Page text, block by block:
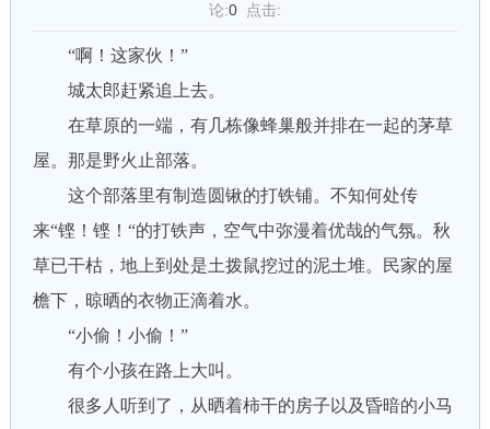
论:0点击:
“啊！这家伙！”
城太郎赶紧追上去。
在草原的一端，有几栋像蜂巢般并排在一起的茅草
屋。那是野火止部落。
这个部落里有制造圆锹的打铁铺。不知何处传
来“铿！铿！“的打铁声，空气中弥漫着优哉的气氛。秋
草已干枯，地上到处是土拨鼠挖过的泥土堆。民家的屋
檐下，晾晒的衣物正滴着水。
“小偷！小偷！”
有个小孩在路上大叫。
很多人听到了，从晒着柿干的房子以及昏暗的小马